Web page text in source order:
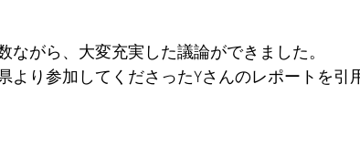
ながら、大変充実した議論ができました。
より参加してくださったYさんのレポートを引